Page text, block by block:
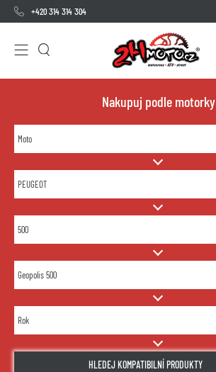
+420 314 314 304
Nakupuj podle motorky
HLEDEJ KOMPATIBILNÍ PRODUKTY